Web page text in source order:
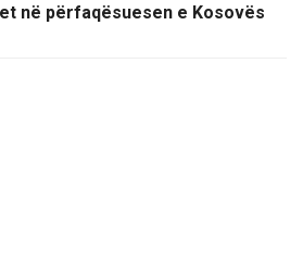
në përfaqësuesen e Kosovës